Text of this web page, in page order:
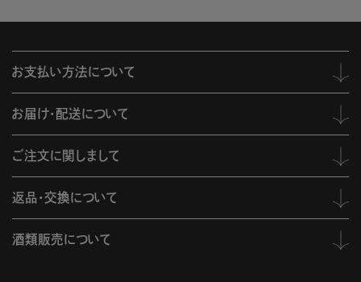
お支払い方法について
お届け・配送について
ご注文に関しまして
返品・交換について
酒類販売について